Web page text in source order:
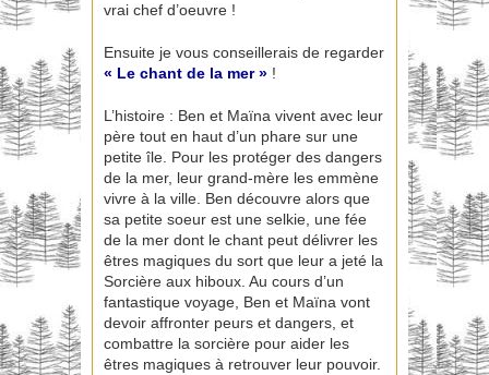
vrai chef d’oeuvre !
Ensuite je vous conseillerais de regarder
« Le chant de la mer » !
L’histoire : Ben et Maïna vivent avec leur
père tout en haut d’un phare sur une
petite île. Pour les protéger des dangers
de la mer, leur grand-mère les emmène
vivre à la ville. Ben découvre alors que
sa petite soeur est une selkie, une fée
de la mer dont le chant peut délivrer les
êtres magiques du sort que leur a jeté la
Sorcière aux hiboux. Au cours d’un
fantastique voyage, Ben et Maïna vont
devoir affronter peurs et dangers, et
combattre la sorcière pour aider les
êtres magiques à retrouver leur pouvoir.